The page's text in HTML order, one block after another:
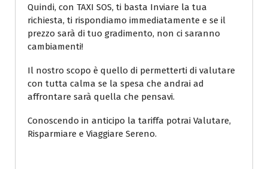
Quindi, con TAXI SOS, ti basta Inviare la tua
richiesta, ti rispondiamo immediatamente e se il
prezzo sarà di tuo gradimento, non ci saranno
cambiamenti!
Il nostro scopo è quello di permetterti di valutare
con tutta calma se la spesa che andrai ad
affrontare sarà quella che pensavi.
Conoscendo in anticipo la tariffa potrai Valutare,
Risparmiare e Viaggiare Sereno.